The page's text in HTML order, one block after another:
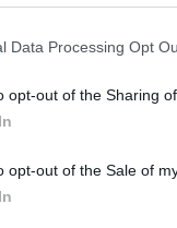
Data Processing Opt
opt-out of the Sharing
opt-out of the Sale of
épült,